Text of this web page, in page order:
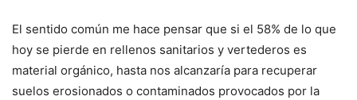
El sentido común me hace pensar que si el 58% de lo que
hoy se pierde en rellenos sanitarios y vertederos es
material orgánico, hasta nos alcanzaría para recuperar
suelos erosionados o contaminados provocados por la